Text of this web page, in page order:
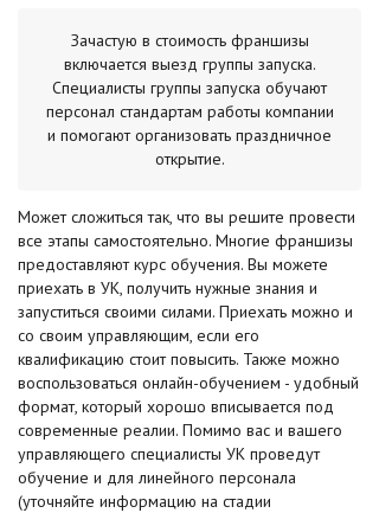
Зачастую в стоимость франшизы
включается выезд группы запуска.
Специалисты группы запуска обучают
персонал стандартам работы компании
и помогают организовать праздничное
открытие.
Может сложиться так, что вы решите провести
все этапы самостоятельно. Многие франшизы
предоставляют курс обучения. Вы можете
приехать в УК, получить нужные знания и
запуститься своими силами. Приехать можно и
со своим управляющим, если его
квалификацию стоит повысить. Также можно
воспользоваться онлайн-обучением - удобный
формат, который хорошо вписывается под
современные реалии. Помимо вас и вашего
управляющего специалисты УК проведут
обучение и для линейного персонала
(уточняйте информацию на стадии